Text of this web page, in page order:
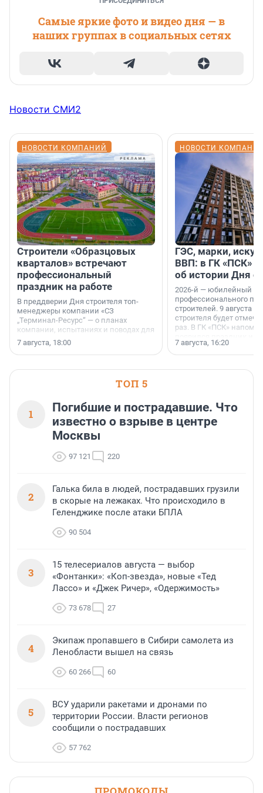
Самые яркие фото и видео дня — в
наших группах в социальных сетях
Новости СМИ2
НОВОСТИ КОМПАНИЙ
Строители «Образцовых
кварталов» встречают
профессиональный
праздник на работе
В преддверии Дня строителя топ-
менеджеры компании «СЗ
„Терминал-Ресурс“ — о планах
компании, испытаниях и поводах для
осторожного оптимизма.
7 августа, 18:00
НОВОСТИ
ГЭС, марки,
ВВП: в ГК «ПСК»
об истории Дня
2026-й — юбилейный
профессионального
строителей. 9 августа
строителя будет
раз. В ГК «ПСК»
поменялась роль
7 августа, 16:20
ТОП 5
1
Погибшие и пострадавшие. Что
известно о взрыве в центре
Москвы
97 121 220
2
Галька била в людей, пострадавших грузили
в скорые на лежаках. Что происходило в
Геленджике после атаки БПЛА
90 504
3
15 телесериалов августа — выбор
«Фонтанки»: «Коп-звезда», новые «Тед
Лассо» и «Джек Ричер», «Одержимость»
73 678 27
4
Экипаж пропавшего в Сибири самолета из
Ленобласти вышел на связь
60 266 60
5
ВСУ ударили ракетами и дронами по
территории России. Власти регионов
сообщили о пострадавших
57 762